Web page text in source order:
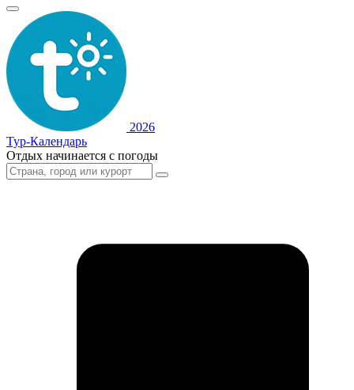
2026
Тур-Календарь
Отдых начинается с погоды